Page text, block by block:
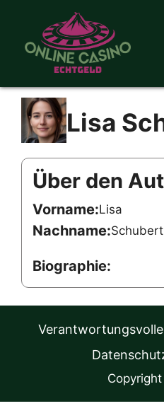
Lisa
Über den
Vorname:Lisa
Nachname:Schubert
Biographie: